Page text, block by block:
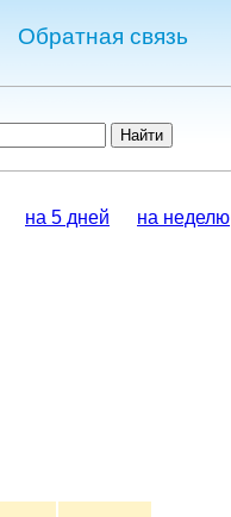
Обратная связь
на 5 дней на неделю